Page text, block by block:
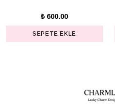
₺ 600.00
SEPETE EKLE